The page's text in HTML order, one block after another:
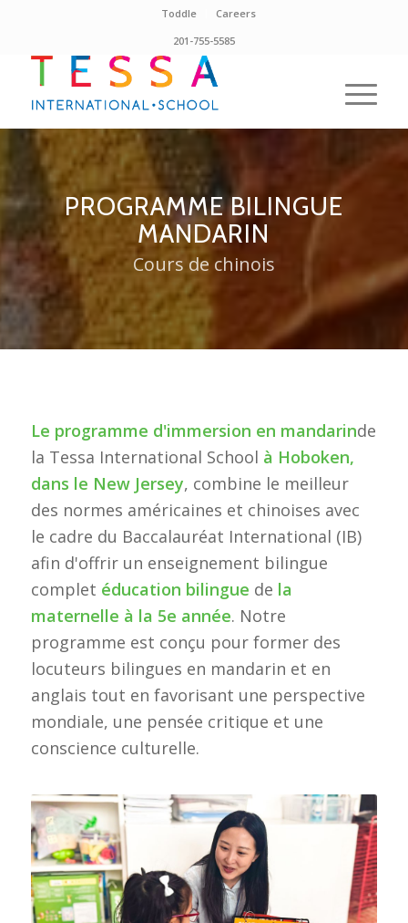
Toddle
Careers
201-755-5585
PROGRAMME BILINGUE
MANDARIN
Cours de chinois
Le programme d'immersion en mandarinde
la Tessa International School à Hoboken,
dans le New Jersey, combine le meilleur
des normes américaines et chinoises avec
le cadre du Baccalauréat International (IB)
afin d'offrir un enseignement bilingue
complet éducation bilingue de la
maternelle à la 5e année. Notre
programme est conçu pour former des
locuteurs bilingues en mandarin et en
anglais tout en favorisant une perspective
mondiale, une pensée critique et une
conscience culturelle.